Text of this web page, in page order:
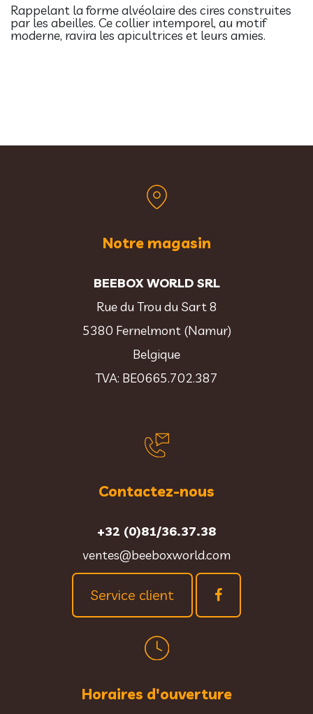
Rappelant la forme alvéolaire des cires construites
par les abeilles. Ce collier intemporel, au motif
moderne, ravira les apicultrices et leurs amies.
Notre magasin
BEEBOX WORLD SRL
Rue du Trou du Sart 8
5380 Fernelmont (Namur)
Belgique
TVA: BE0665.702.387
Contactez-nous
+32 (0)81/36.37.38
ventes@beeboxworld.com
Service client
Horaires d'ouverture